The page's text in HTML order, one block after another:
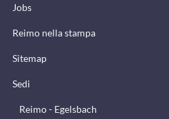
Jobs
Reimo nella stampa
Sitemap
Sedi
Reimo - Egelsbach